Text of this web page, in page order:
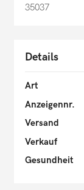
35037
Details
Art
Anzeigennr.
Versand
Verkauf
Gesundheit